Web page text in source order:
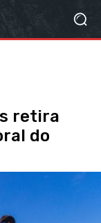
retira
do